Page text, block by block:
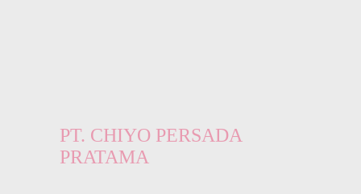
PT. CHIYO PERSADA
PRATAMA